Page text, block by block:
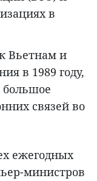
в
Вьетнам и
в 1989 году,
большое
связей во
ежегодных
министров